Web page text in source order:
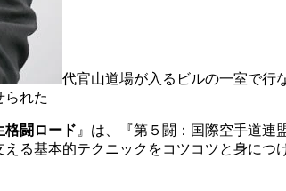
代官山道場が入るビルの一室で行
られた
闘ロード 』は、『第５闘：国際空手道
る基本的テクニックをコツコツと身に